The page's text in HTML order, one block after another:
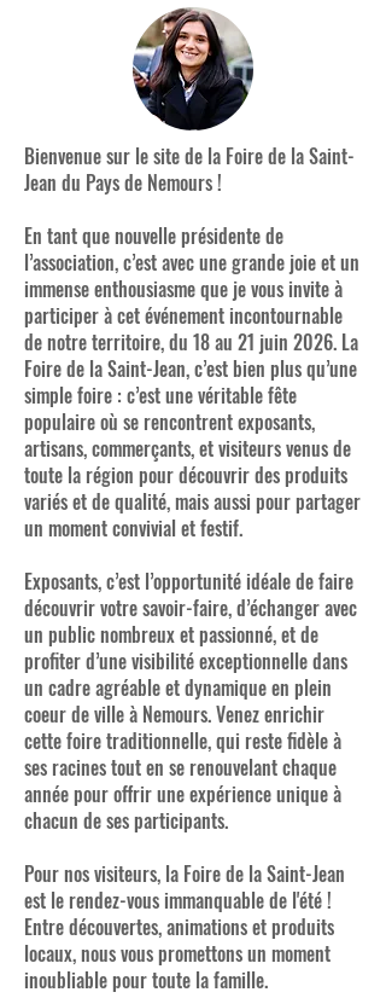
Bienvenue sur le site de la Foire de la Saint-
Jean du Pays de Nemours !
En tant que nouvelle présidente de
l’association, c’est avec une grande joie et un
immense enthousiasme que je vous invite à
participer à cet événement incontournable
de notre territoire, du 18 au 21 juin 2026. La
Foire de la Saint-Jean, c’est bien plus qu’une
simple foire : c’est une véritable fête
populaire où se rencontrent exposants,
artisans, commerçants, et visiteurs venus de
toute la région pour découvrir des produits
variés et de qualité, mais aussi pour partager
un moment convivial et festif.
Exposants, c’est l’opportunité idéale de faire
découvrir votre savoir-faire, d’échanger avec
un public nombreux et passionné, et de
profiter d’une visibilité exceptionnelle dans
un cadre agréable et dynamique en plein
coeur de ville à Nemours. Venez enrichir
cette foire traditionnelle, qui reste fidèle à
ses racines tout en se renouvelant chaque
année pour offrir une expérience unique à
chacun de ses participants.
Pour nos visiteurs, la Foire de la Saint-Jean
est le rendez-vous immanquable de l'été !
Entre découvertes, animations et produits
locaux, nous vous promettons un moment
inoubliable pour toute la famille.